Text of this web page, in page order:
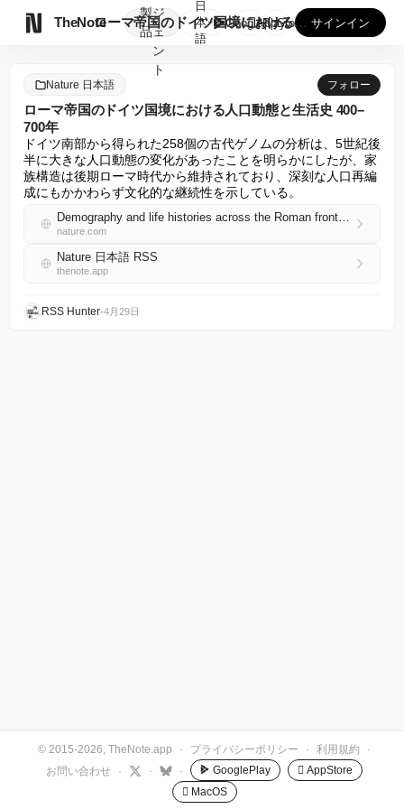
TheNote
製
品
ジ
ェ
ン
ト
ローマ帝国のドイツ国境における人口動態と生活史 400–70...
日
本
語
GooglePlay
AppStore サインイン
Nature 日本語 フォロー
ローマ帝国のドイツ国境における人口動態と生活史 400–
700年
ドイツ南部から得られた258個の古代ゲノムの分析は、5世紀後
半に大きな人口動態の変化があったことを明らかにしたが、家
族構造は後期ローマ時代から維持されており、深刻な人口再編
成にもかかわらず文化的な継続性を示している。
Demography and life histories across the Roman frontier in Germany 400–700 ce
nature.com
Nature 日本語 RSS
thenote.app
RSS Hunter•4月29日
© 2015-2026, TheNote.app · プライバシーポリシー · 利用規約
·
お問い合わせ
· · · GooglePlay
 AppStore
 MacOS